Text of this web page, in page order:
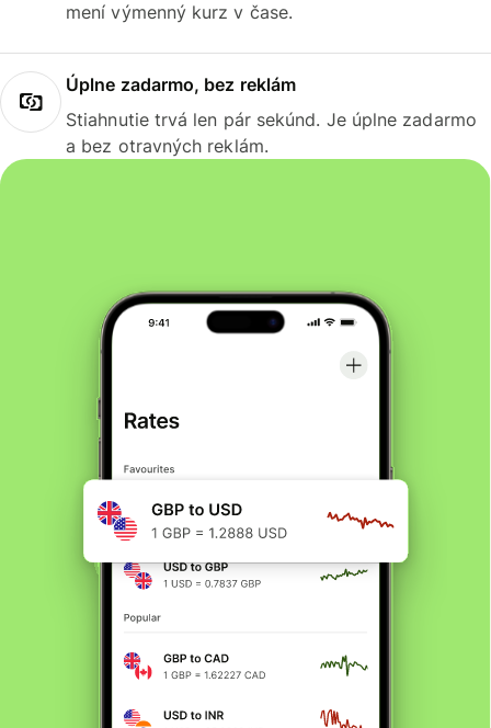
mení výmenný kurz v čase.
Úplne zadarmo, bez reklám
Stiahnutie trvá len pár sekúnd. Je úplne zadarmo
a bez otravných reklám.